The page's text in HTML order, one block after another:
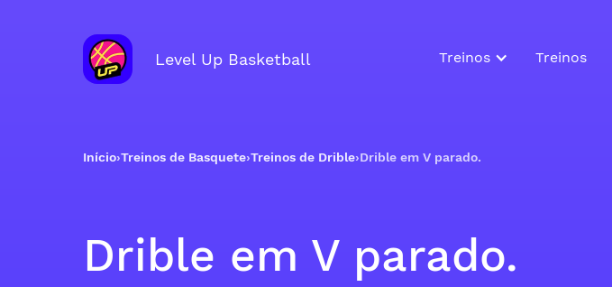
Level Up Basketball Treinos Treinos
Início›Treinos de Basquete›Treinos de Drible›Drible em V parado.
Drible em V parado.